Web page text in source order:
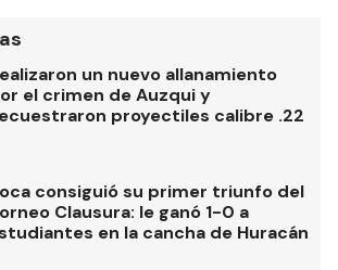
un nuevo allanamiento
el crimen de Auzqui y
proyectiles calibre .22
consiguió su primer triunfo del
Clausura: le ganó 1-0 a
en la cancha de Huracán